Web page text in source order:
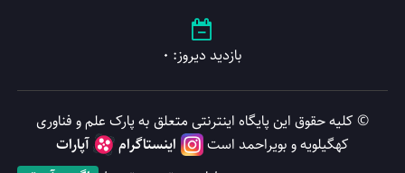
بازدید دیروز: 0
© کلیه حقوق این پایگاه اینترنتی متعلق به پارک علم و فناوری
کهگیلویه و بویراحمد است
اینستاگرام
آپارات